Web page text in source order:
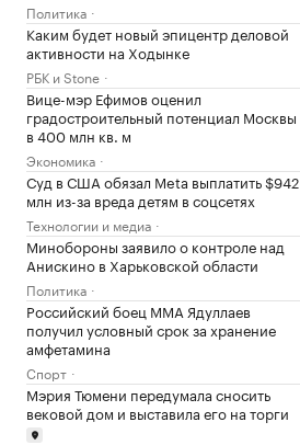
Политика
Каким будет новый эпицентр деловой
активности на Ходынке
РБК и Stone
Вице-мэр Ефимов оценил
градостроительный потенциал Москвы
в 400 млн кв. м
Экономика
Суд в США обязал Meta выплатить $942
млн из-за вреда детям в соцсетях
Технологии и медиа
Минобороны заявило о контроле над
Анискино в Харьковской области
Политика
Российский боец ММА Ядуллаев
получил условный срок за хранение
амфетамина
Спорт
Мэрия Тюмени передумала сносить
вековой дом и выставила его на торги